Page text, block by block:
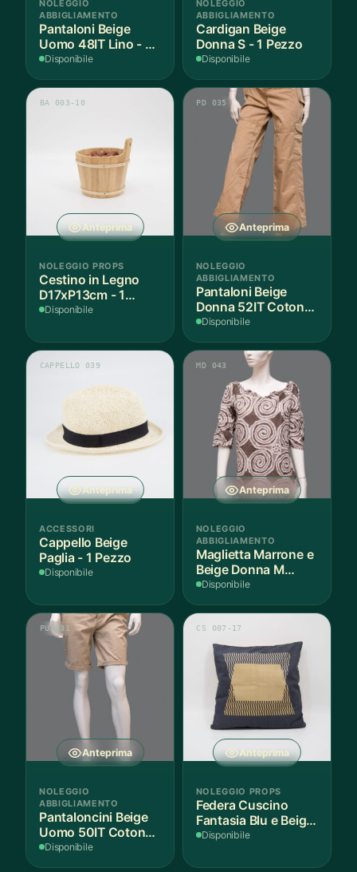
NOLEGGIO
ABBIGLIAMENTO
Pantaloni Beige
Uomo 48IT Lino - 1
Paio
Disponibile
NOLEGGIO
ABBIGLIAMENTO
Cardigan Beige
Donna S - 1 Pezzo
Disponibile
Anteprima
BA 003-10
NOLEGGIO PROPS
Cestino in Legno
D17xP13cm - 1
Pezzo
Disponibile
Anteprima
PD 035
NOLEGGIO
ABBIGLIAMENTO
Pantaloni Beige
Donna 52IT Cotone
- 1 Paio
Disponibile
Anteprima
CAPPELLO 039
ACCESSORI
Cappello Beige
Paglia - 1 Pezzo
Disponibile
Anteprima
MD 043
NOLEGGIO
ABBIGLIAMENTO
Maglietta Marrone e
Beige Donna M
Cotone - 1 Pezzo
Disponibile
Anteprima
PU 031
NOLEGGIO
ABBIGLIAMENTO
Pantaloncini Beige
Uomo 50IT Cotone -
1 Paio
Disponibile
Anteprima
CS 007-17
NOLEGGIO PROPS
Federa Cuscino
Fantasia Blu e Beige
- 1 Pezzo
Disponibile